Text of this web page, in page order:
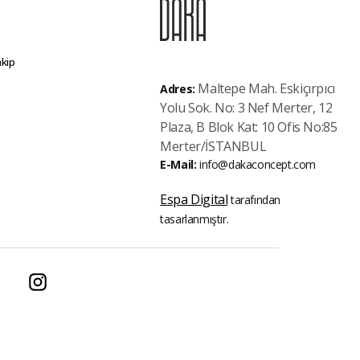
Adres: Maltepe Mah. Eskiçırpıcı
Yolu Sok. No: 3 Nef Merter, 12
Plaza, B Blok Kat: 10 Ofis No:85
Merter/İSTANBUL
E-Mail: info@dakaconcept.com
Espa Digitaltarafından
tasarlanmıştır.